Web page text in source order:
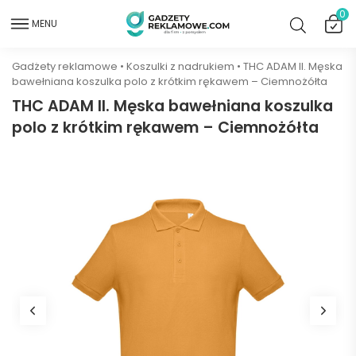
MENU
0
Gadżety reklamowe • Koszulki z nadrukiem • THC ADAM II. Męska
bawełniana koszulka polo z krótkim rękawem – Ciemnożółta
THC ADAM II. Męska bawełniana koszulka
polo z krótkim rękawem – Ciemnożółta